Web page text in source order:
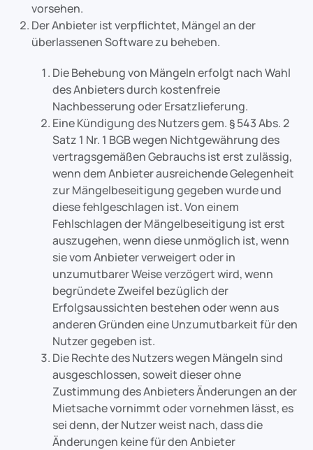
vorsehen.
Der Anbieter ist verpflichtet, Mängel an der
überlassenen Software zu beheben.
Die Behebung von Mängeln erfolgt nach Wahl
des Anbieters durch kostenfreie
Nachbesserung oder Ersatzlieferung.
Eine Kündigung des Nutzers gem. § 543 Abs. 2
Satz 1 Nr. 1 BGB wegen Nichtgewährung des
vertragsgemäßen Gebrauchs ist erst zulässig,
wenn dem Anbieter ausreichende Gelegenheit
zur Mängelbeseitigung gegeben wurde und
diese fehlgeschlagen ist. Von einem
Fehlschlagen der Mängelbeseitigung ist erst
auszugehen, wenn diese unmöglich ist, wenn
sie vom Anbieter verweigert oder in
unzumutbarer Weise verzögert wird, wenn
begründete Zweifel bezüglich der
Erfolgsaussichten bestehen oder wenn aus
anderen Gründen eine Unzumutbarkeit für den
Nutzer gegeben ist.
Die Rechte des Nutzers wegen Mängeln sind
ausgeschlossen, soweit dieser ohne
Zustimmung des Anbieters Änderungen an der
Mietsache vornimmt oder vornehmen lässt, es
sei denn, der Nutzer weist nach, dass die
Änderungen keine für den Anbieter